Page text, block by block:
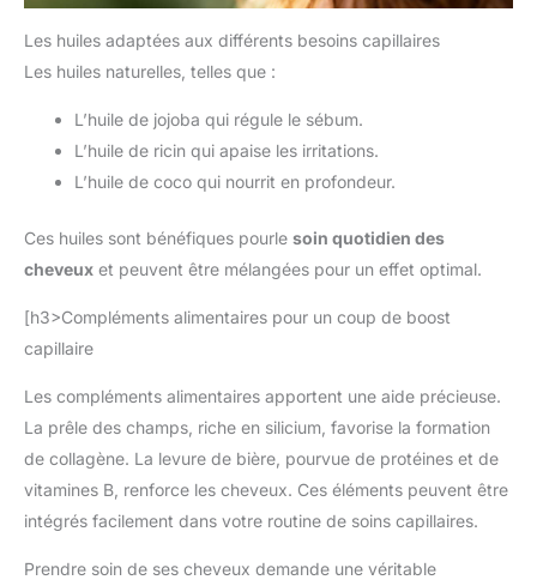
Les huiles adaptées aux différents besoins capillaires
Les huiles naturelles, telles que :
L’huile de jojoba qui régule le sébum.
L’huile de ricin qui apaise les irritations.
L’huile de coco qui nourrit en profondeur.
Ces huiles sont bénéfiques pourle soin quotidien des
cheveux et peuvent être mélangées pour un effet optimal.
[h3>Compléments alimentaires pour un coup de boost
capillaire
Les compléments alimentaires apportent une aide précieuse.
La prêle des champs, riche en silicium, favorise la formation
de collagène. La levure de bière, pourvue de protéines et de
vitamines B, renforce les cheveux. Ces éléments peuvent être
intégrés facilement dans votre routine de soins capillaires.
Prendre soin de ses cheveux demande une véritable